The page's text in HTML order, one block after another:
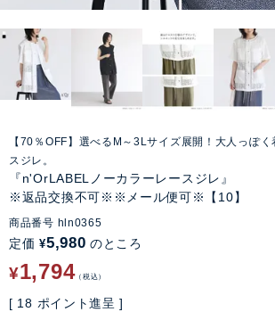
【70％OFF】選べるM～3Lサイズ展開！大人っぽ
スジレ。
『n'OrLABELノーカラーレースジレ』
※返品交換不可※※メール便可※【10】
商品番号 hln0365
定価 ¥5,980 のところ
¥1,794 税込
[ 18 ポイント進呈 ]